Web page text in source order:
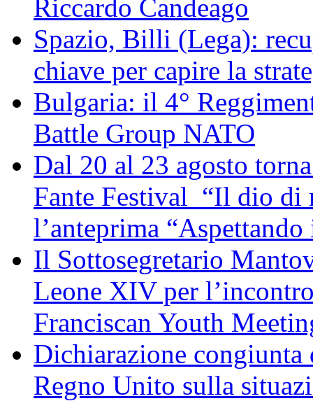
Riccardo Candeago
Spazio, Billi (Lega):
chiave per capire la
Bulgaria: il 4°
Battle Group NATO
Dal 20 al 23 agosto
Fante Festival “Il dio di
l’anteprima
Il Sottosegretario
Leone XIV per
Franciscan Youth
Dichiarazione
Regno Unito sulla